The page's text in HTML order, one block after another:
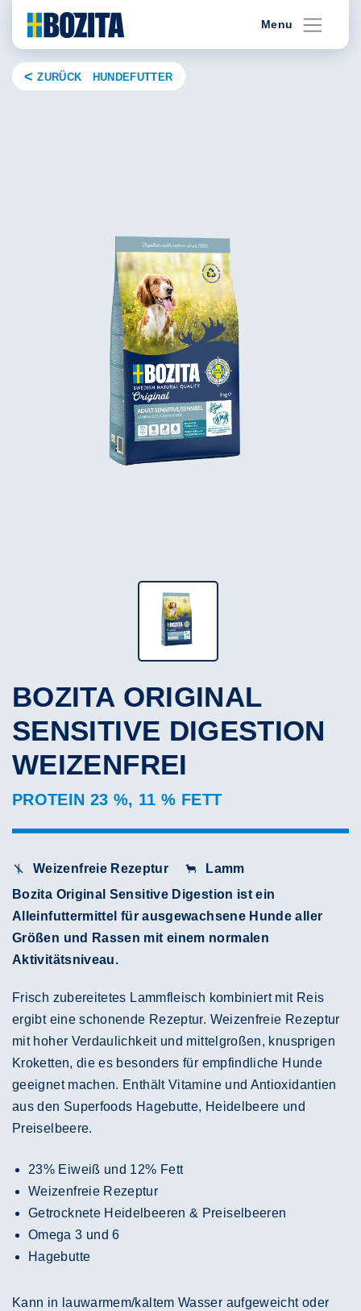
content
Menu
ZURÜCK HUNDEFUTTER
BOZITA ORIGINAL
SENSITIVE DIGESTION
WEIZENFREI
PROTEIN 23 %, 11 % FETT
Weizenfreie Rezeptur
Lamm
Bozita Original Sensitive Digestion ist ein
Alleinfuttermittel für ausgewachsene Hunde aller
Größen und Rassen mit einem normalen
Aktivitätsniveau.
Frisch zubereitetes Lammfleisch kombiniert mit Reis
ergibt eine schonende Rezeptur. Weizenfreie Rezeptur
mit hoher Verdaulichkeit und mittelgroßen, knusprigen
Kroketten, die es besonders für empfindliche Hunde
geeignet machen. Enthält Vitamine und Antioxidantien
aus den Superfoods Hagebutte, Heidelbeere und
Preiselbeere.
23% Eiweiß und 12% Fett
Weizenfreie Rezeptur
Getrocknete Heidelbeeren & Preiselbeeren
Omega 3 und 6
Hagebutte
Kann in lauwarmem/kaltem Wasser aufgeweicht oder